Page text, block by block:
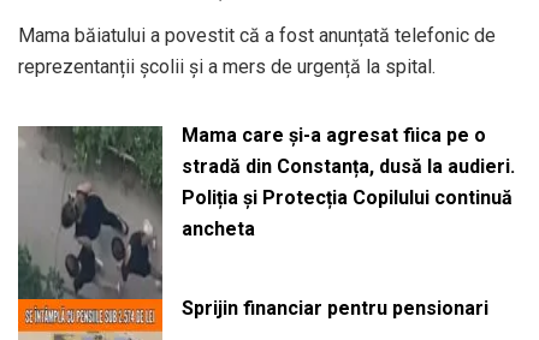
Mama băiatului a povestit că a fost anunțată telefonic de
reprezentanții școlii și a mers de urgență la spital.
Mama care și-a agresat fiica pe o
stradă din Constanța, dusă la audieri.
Poliția și Protecția Copilului continuă
ancheta
Sprijin financiar pentru pensionari